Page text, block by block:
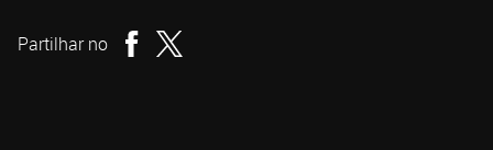
Partilhar no